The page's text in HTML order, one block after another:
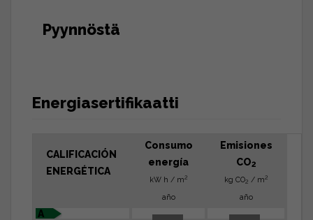
Pyynnöstä
Energiasertifikaatti
CALIFICACIÓN
ENERGÉTICA
Consumo
energía
kW h / m2
año
Emisiones
CO2
kg CO2 / m2
año
A